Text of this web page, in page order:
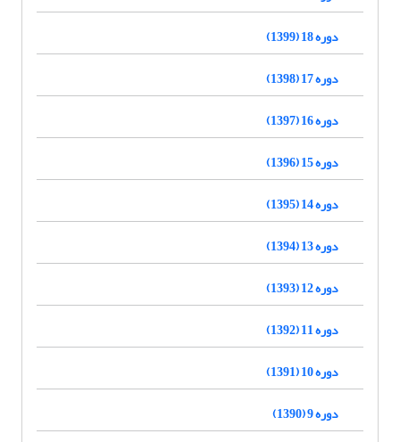
دوره 18 (1399)
دوره 17 (1398)
دوره 16 (1397)
دوره 15 (1396)
دوره 14 (1395)
دوره 13 (1394)
دوره 12 (1393)
دوره 11 (1392)
دوره 10 (1391)
دوره 9 (1390)